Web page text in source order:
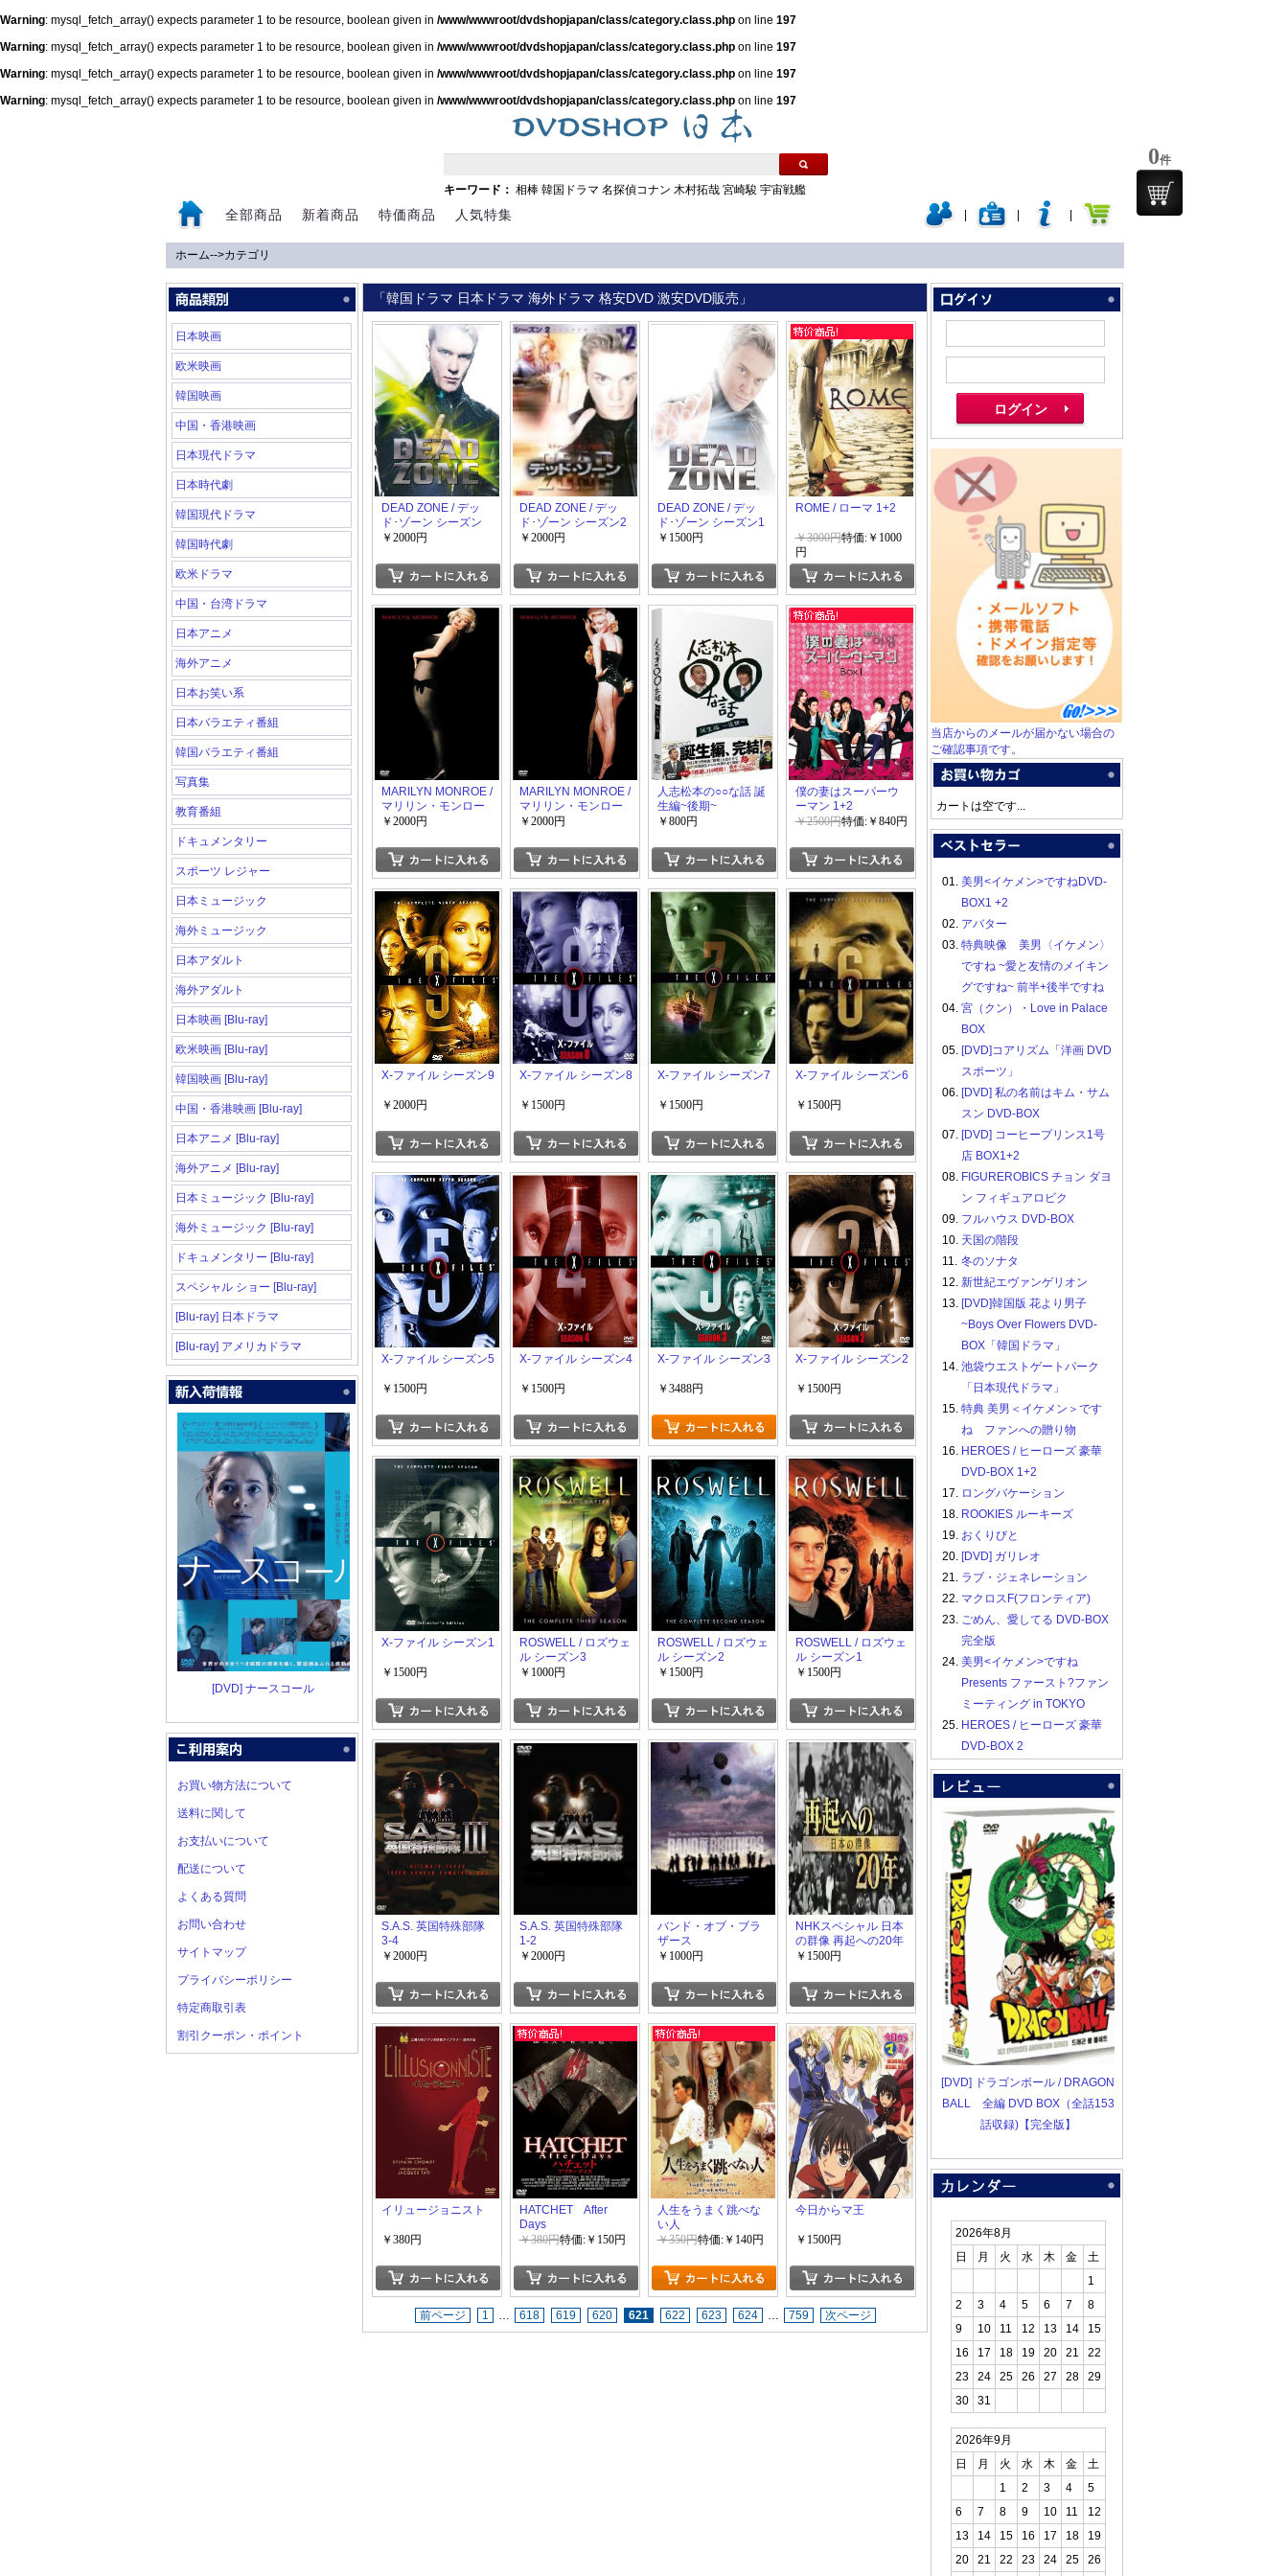
Warning: mysql_fetch_array() expects parameter 1 to be resource, boolean given in /www/wwwroot/dvdshopjapan/class/category.class.php on line 197
Warning: mysql_fetch_array() expects parameter 1 to be resource, boolean given in /www/wwwroot/dvdshopjapan/class/category.class.php on line 197
Warning: mysql_fetch_array() expects parameter 1 to be resource, boolean given in /www/wwwroot/dvdshopjapan/class/category.class.php on line 197
Warning: mysql_fetch_array() expects parameter 1 to be resource, boolean given in /www/wwwroot/dvdshopjapan/class/category.class.php on line 197
キーワード： 相棒 韓国ドラマ 名探偵コナン 木村拓哉 宮崎駿 宇宙戦艦
全部商品 新着商品 特価商品 人気特集
ホーム-->カテゴリ
日本映画
欧米映画
韓国映画
中国・香港映画
日本現代ドラマ
日本時代劇
韓国現代ドラマ
韓国時代劇
欧米ドラマ
中国・台湾ドラマ
日本アニメ
海外アニメ
日本お笑い系
日本バラエティ番組
韓国バラエティ番組
写真集
教育番組
ドキュメンタリー
スポーツ レジャー
日本ミュージック
海外ミュージック
日本アダルト
海外アダルト
日本映画 [Blu-ray]
欧米映画 [Blu-ray]
韓国映画 [Blu-ray]
中国・香港映画 [Blu-ray]
日本アニメ [Blu-ray]
海外アニメ [Blu-ray]
日本ミュージック [Blu-ray]
海外ミュージック [Blu-ray]
ドキュメンタリー [Blu-ray]
スペシャル ショー [Blu-ray]
[Blu-ray] 日本ドラマ
[Blu-ray] アメリカドラマ
[DVD] ナースコール
お買い物方法について
送料に関して
お支払いについて
配送について
よくある質問
お問い合わせ
サイトマップ
プライバシーポリシー
特定商取引表
割引クーポン・ポイント
「韓国ドラマ 日本ドラマ 海外ドラマ 格安DVD 激安DVD販売」
DEAD ZONE / デッ
ド･ゾーン シーズン
3+4
￥2000円
DEAD ZONE / デッ
ド･ゾーン シーズン2
￥2000円
DEAD ZONE / デッ
ド･ゾーン シーズン1
￥1500円
ROME / ローマ 1+2
￥3000円特価:￥1000
円
MARILYN MONROE /
マリリン・モンロー
後編
￥2000円
MARILYN MONROE /
マリリン・モンロー
前編
￥2000円
人志松本の○○な話 誕
生編~後期~
￥800円
僕の妻はスーパーウ
ーマン 1+2
￥2500円特価:￥840円
X-ファイル シーズン9
￥2000円
X-ファイル シーズン8
￥1500円
X-ファイル シーズン7
￥1500円
X-ファイル シーズン6
￥1500円
X-ファイル シーズン5
￥1500円
X-ファイル シーズン4
￥1500円
X-ファイル シーズン3
￥3488円
X-ファイル シーズン2
￥1500円
X-ファイル シーズン1
￥1500円
ROSWELL / ロズウェ
ル シーズン3
￥1000円
ROSWELL / ロズウェ
ル シーズン2
￥1500円
ROSWELL / ロズウェ
ル シーズン1
￥1500円
S.A.S. 英国特殊部隊
3-4
￥2000円
S.A.S. 英国特殊部隊
1-2
￥2000円
バンド・オブ・ブラ
ザース
￥1000円
NHKスペシャル 日本
の群像 再起への20年
￥1500円
イリュージョニスト
￥380円
HATCHET After
Days
￥380円特価:￥150円
人生をうまく跳べな
い人
￥350円特価:￥140円
今日からマ王
￥1500円
前ページ 1 … 618 619 620 621 622 623 624 … 759 次ページ
当店からのメールが届かない場合の
ご確認事項です。
カートは空です...
01. 美男<イケメン>ですねDVD-
BOX1 +2
02. アバター
03. 特典映像 美男〈イケメン〉
ですね ~愛と友情のメイキン
グですね~ 前半+後半ですね
04. 宮（クン）・Love in Palace
BOX
05. [DVD]コアリズム「洋画 DVD
スポーツ」
06. [DVD] 私の名前はキム・サム
スン DVD-BOX
07. [DVD] コーヒープリンス1号
店 BOX1+2
08. FIGUREROBICS チョン ダヨ
ン フィギュアロビク
09. フルハウス DVD-BOX
10. 天国の階段
11. 冬のソナタ
12. 新世紀エヴァンゲリオン
13. [DVD]韓国版 花より男子
~Boys Over Flowers DVD-
BOX「韓国ドラマ」
14. 池袋ウエストゲートパーク
「日本現代ドラマ」
15. 特典 美男＜イケメン＞です
ね ファンへの贈り物
16. HEROES / ヒーローズ 豪華
DVD-BOX 1+2
17. ロングバケーション
18. ROOKIES ルーキーズ
19. おくりびと
20. [DVD] ガリレオ
21. ラブ・ジェネレーション
22. マクロスF(フロンティア)
23. ごめん、愛してる DVD-BOX
完全版
24. 美男<イケメン>ですね
Presents ファースト?ファン
ミーティング in TOKYO
25. HEROES / ヒーローズ 豪華
DVD-BOX 2
[DVD] ドラゴンボール / DRAGON
BALL 全編 DVD BOX（全話153
話収録)【完全版】
2026年8月
日
月 火 水 木 金
土
1
2
3 4 5 6 7
8
9
10 11 12 13 14
15
16
17 18 19 20 21
22
23
24 25 26 27 28
29
30
31
2026年9月
日
月 火 水 木 金
土
1
2 3 4
5
6
7 8 9 10 11
12
13
14 15 16 17 18
19
20
21 22 23 24 25 26
0件